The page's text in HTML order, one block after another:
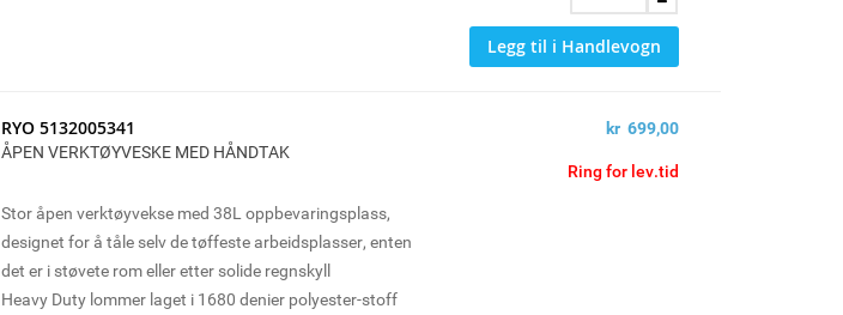
Legg til i Handlevogn
RYO 5132005341
ÅPEN VERKTØYVESKE MED HÅNDTAK
kr 699,00
Ring for lev.tid
Stor åpen verktøyvekse med 38L oppbevaringsplass,
designet for å tåle selv de tøffeste arbeidsplasser, enten
det er i støvete rom eller etter solide regnskyll
Heavy Duty lommer laget i 1680 denier polyester-stoff